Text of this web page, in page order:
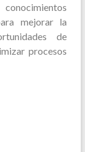
mejorar la
de
procesos